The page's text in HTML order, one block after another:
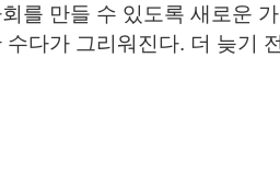
를 만들 수 있도록 새로운
다가 그리워진다. 더 늦기